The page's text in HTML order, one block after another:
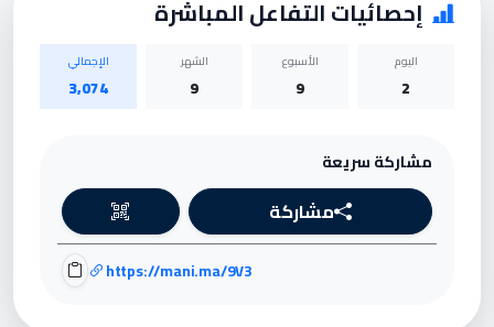
إحصائيات التفاعل المباشرة
اليوم
2
الأسبوع
9
الشهر
9
الإجمالي
3,074
مشاركة سريعة
مشاركة
https://mani.ma/9V3